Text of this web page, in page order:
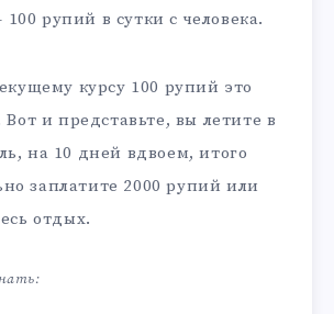
рупий в сутки с человека.
курсу 100 рупий это
Вот и представьте, вы летите в
на 10 дней вдвоем, итого
заплатите 2000 рупий или
отдых.